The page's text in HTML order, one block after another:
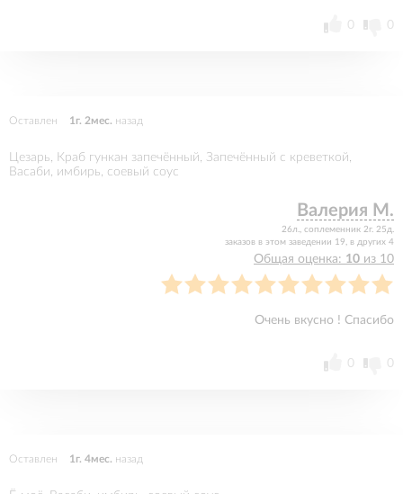
0 0
Оставлен 1г. 2мес. назад
Цезарь, Краб гункан запечённый, Запечённый с креветкой,
Васаби, имбирь, соевый соус
Валерия М.
26л., соплеменник 2г. 25д.
заказов в этом заведении 19, в других 4
Общая оценка: 10 из 10
Очень вкусно ! Спасибо
0 0
Оставлен 1г. 4мес. назад